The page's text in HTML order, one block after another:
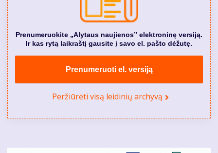
Prenumeruokite „Alytaus naujienos” elektroninę versiją.
Ir kas rytą laikraštį gausite į savo el. pašto dėžutę.
Prenumeruoti el. versiją
Peržiūrėti visą leidinių archyvą